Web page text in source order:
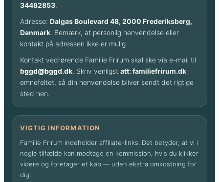
34482853.
Adresse: Dalgas Boulevard 48, 2000 Frederiksberg,
Danmark. Bemærk, at personlig henvendelse eller
kontakt på adressen ikke er mulig.
Kontakt vedrørende Familie Frirum skal ske via e-mail til
bggd@bggd.dk. Skriv venligst att: familiefrirum.dk i
emnefeltet, så din henvendelse bliver sendt det rigtige
sted hen.
VIGTIG INFORMATION
Familie Frirum indeholder affiliate-links. Det betyder, at vi i
nogle tilfælde kan modtage en kommission, hvis du klikker
videre og foretager et køb — uden ekstra omkostning for
dig.